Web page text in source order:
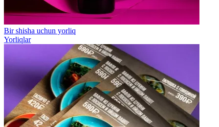
Bir shisha uchun yorliq
Yorliqlar